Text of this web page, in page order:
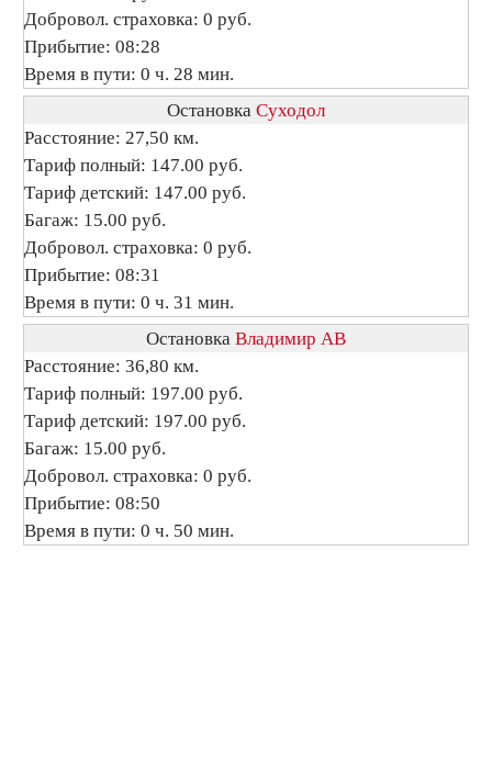
Добровол. страховка: 0 руб.
Прибытие: 08:28
Время в пути: 0 ч. 28 мин.
Остановка Суходол
Расстояние: 27,50 км.
Тариф полный: 147.00 руб.
Тариф детский: 147.00 руб.
Багаж: 15.00 руб.
Добровол. страховка: 0 руб.
Прибытие: 08:31
Время в пути: 0 ч. 31 мин.
Остановка Владимир АВ
Расстояние: 36,80 км.
Тариф полный: 197.00 руб.
Тариф детский: 197.00 руб.
Багаж: 15.00 руб.
Добровол. страховка: 0 руб.
Прибытие: 08:50
Время в пути: 0 ч. 50 мин.